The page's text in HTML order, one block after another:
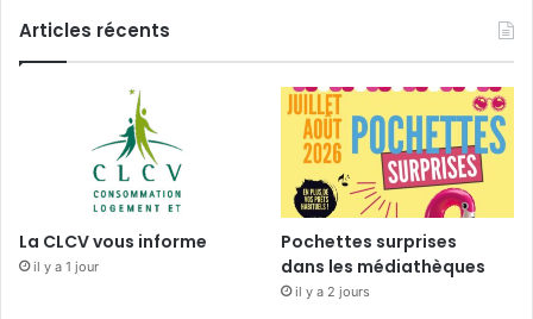
Articles récents
La CLCV vous informe
il y a 1 jour
Pochettes surprises
dans les médiathèques
il y a 2 jours